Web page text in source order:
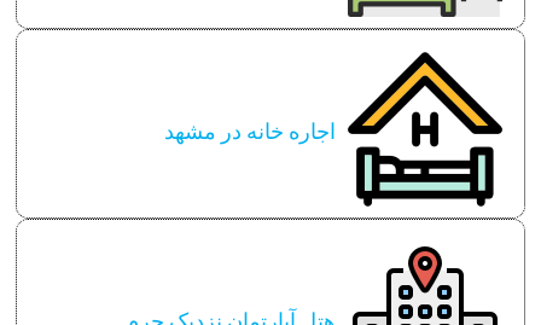
اجاره خانه در مشهد